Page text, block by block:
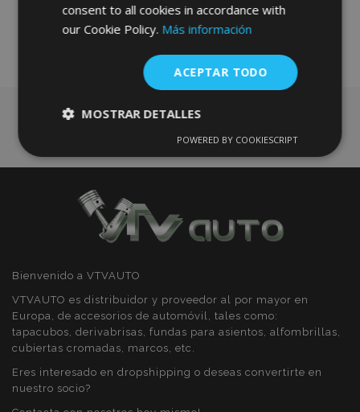
Lista
de
Deseos
Bienvenido a VTVAUTO
VTVAUTO es distribuidor y proveedor al por mayor en
Europa, de accesorios de automóvil, tales como:
tapacubos, derivabrisas, fundas para asientos, alfombrillas,
cubiertas cromadas, marcos, etc.
Eres interesado en dropshipping o deseas convertirte en
nuestro socio?
consent to all cookies in accordance with
our Cookie Policy. Más información
ACEPTAR TODO
MOSTRAR DETALLES
estrictamente
necesarias
Cookies de
rendimiento
Cookies de
preferencias
Cookies de
Cookies de preferencias
POWERED BY COOKIESCRIPT